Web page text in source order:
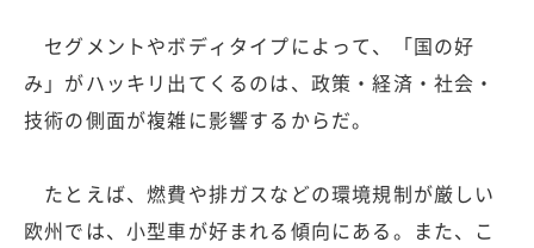
セグメントやボディタイプによって、「国の好
み」がハッキリ出てくるのは、政策・経済・社会・
技術の側面が複雑に影響するからだ。
たとえば、燃費や排ガスなどの環境規制が厳しい
欧州では、小型車が好まれる傾向にある。また、こ